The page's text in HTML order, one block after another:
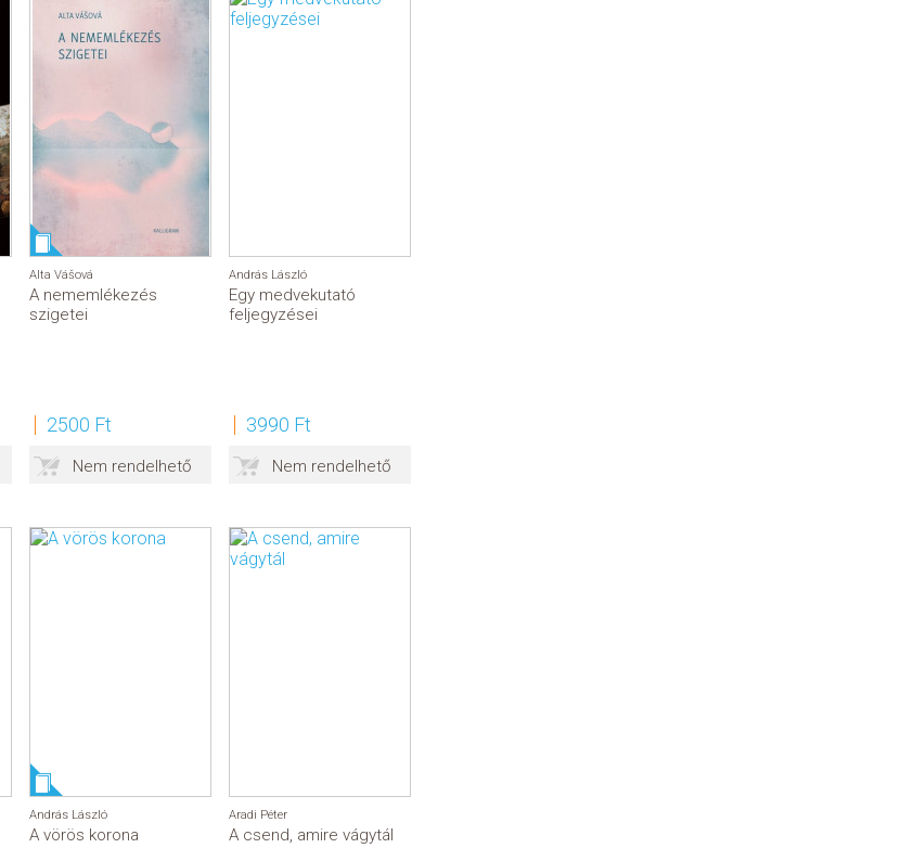
Alta Vášová
A nememlékezés
szigetei
2500 Ft
Nem rendelhető
András László
Egy medvekutató
feljegyzései
3990 Ft
Nem rendelhető
András László
A vörös korona
Aradi Péter
A csend, amire vágytál